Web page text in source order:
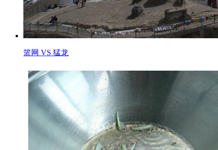
篮网 VS 猛龙